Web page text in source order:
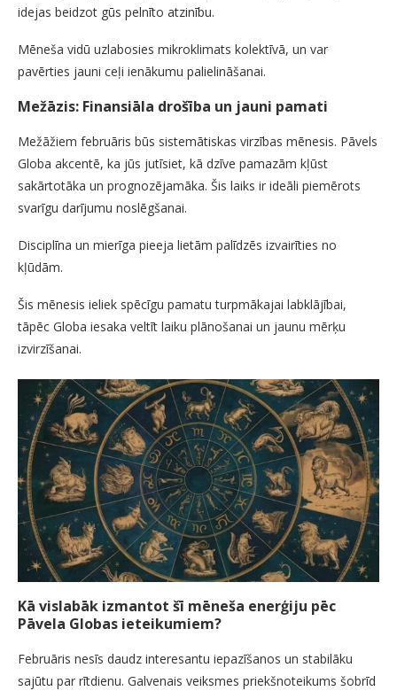
idejas beidzot gūs pelnīto atzinību.
Mēneša vidū uzlabosies mikroklimats kolektīvā, un var
pavērties jauni ceļi ienākumu palielināšanai.
Mežāzis: Finansiāla drošība un jauni pamati
Mežāžiem februāris būs sistemātiskas virzības mēnesis. Pāvels
Globa akcentē, ka jūs jutīsiet, kā dzīve pamazām kļūst
sakārtotāka un prognozējamāka. Šis laiks ir ideāli piemērots
svarīgu darījumu noslēgšanai.
Disciplīna un mierīga pieeja lietām palīdzēs izvairīties no
kļūdām.
Šis mēnesis ieliek spēcīgu pamatu turpmākajai labklājībai,
tāpēc Globa iesaka veltīt laiku plānošanai un jaunu mērķu
izvirzīšanai.
Kā vislabāk izmantot šī mēneša enerģiju pēc
Pāvela Globas ieteikumiem?
Februāris nesīs daudz interesantu iepazīšanos un stabilāku
sajūtu par rītdienu. Galvenais veiksmes priekšnoteikums šobrīd